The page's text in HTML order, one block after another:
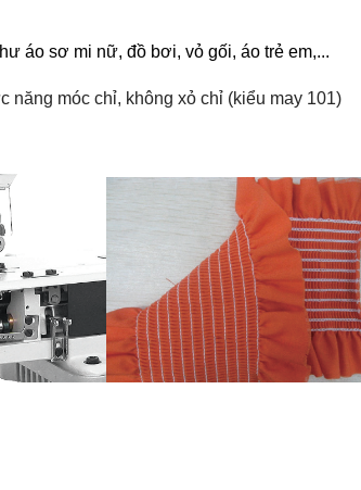
áo sơ mi nữ, đồ bơi, vỏ gối, áo trẻ em,...
năng móc chỉ, không xỏ chỉ (kiểu may 101)
Máy trần đè Siruba S007K
dòng S5 -đường may lai cắt
vải bằng dao xén trái